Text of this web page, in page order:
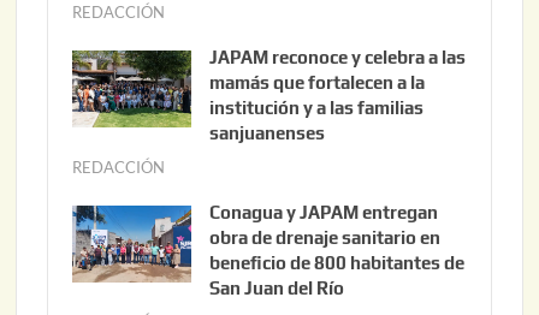
REDACCIÓN
o
s
t
,
2
0
JAPAM reconoce y celebra a las
mamás que fortalecen a la
institución y a las familias
sanjuanenses
REDACCIÓN
n
i
o
Conagua y JAPAM entregan
obra de drenaje sanitario en
beneficio de 800 habitantes de
San Juan del Río